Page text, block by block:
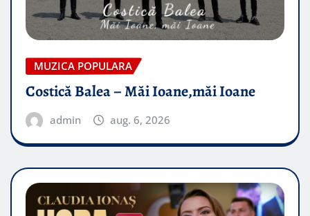
MUZICA POPULARA
Costică Balea – Măi Ioane,măi Ioane
admin aug. 6, 2026